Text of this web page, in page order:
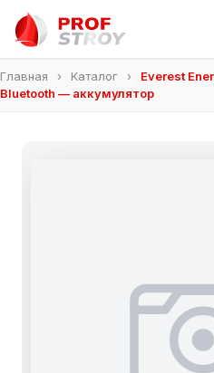
Главная › Каталог ›
Everest
Bluetooth — аккумулятор